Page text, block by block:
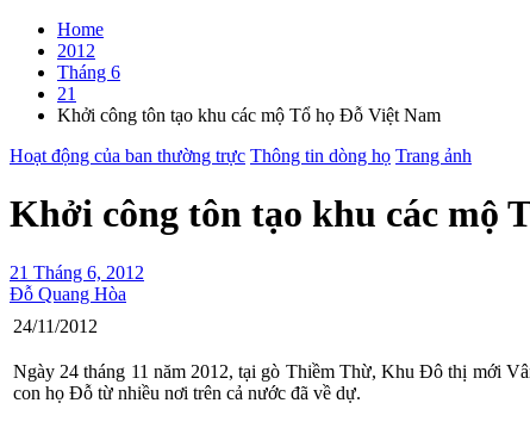
Home
2012
Tháng 6
21
Khởi công tôn tạo khu các mộ Tổ họ Đỗ Việt Nam
Hoạt động của ban thường trực Thông tin dòng họ Trang ảnh
Khởi công tôn tạo khu các mộ
21 Tháng 6, 2012
Đỗ Quang Hòa
24/11/2012
Ngày 24 tháng 11 năm 2012, tại gò Thiềm Thừ, Khu Đô thị mới
con họ Đỗ từ nhiều nơi trên cả nước đã về dự.